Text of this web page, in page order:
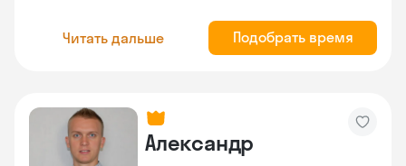
Читать дальше Подобрать время
Александр